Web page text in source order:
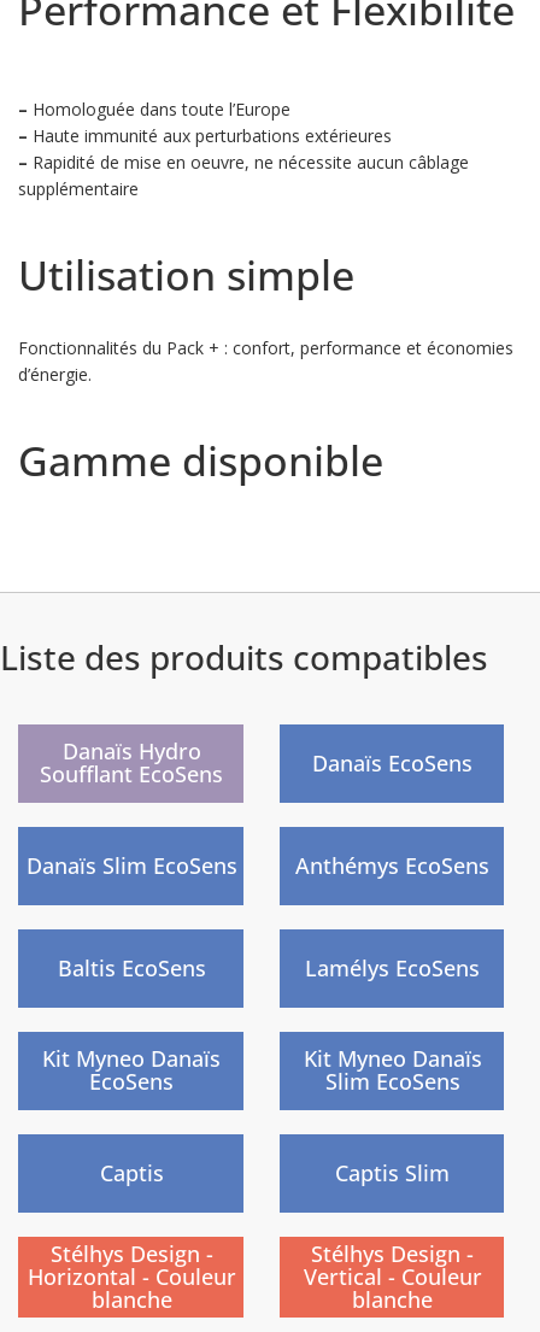
– Homologuée dans toute l’Europe
– Haute immunité aux perturbations extérieures
– Rapidité de mise en oeuvre, ne nécessite aucun câblage
supplémentaire
Utilisation simple
Fonctionnalités du Pack + : confort, performance et économies
d’énergie.
Gamme disponible
Liste des produits compatibles
Danaïs Hydro
Soufflant EcoSens Danaïs EcoSens
Danaïs Slim EcoSens Anthémys EcoSens
Baltis EcoSens
Fin de série
Lamélys EcoSens
Kit Myneo Danaïs
EcoSens
Kit Myneo Danaïs
Slim EcoSens
Captis Captis Slim
Stélhys Design -
Horizontal - Couleur
blanche
Stélhys Design -
Vertical - Couleur
blanche